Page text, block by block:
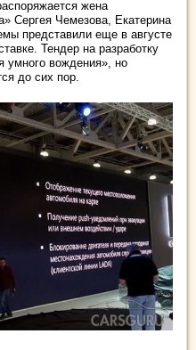
жена
Сергея Чемезова, Екатерина
представили еще в августе
Тендер на разработку
умного вождения», но
до сих пор.